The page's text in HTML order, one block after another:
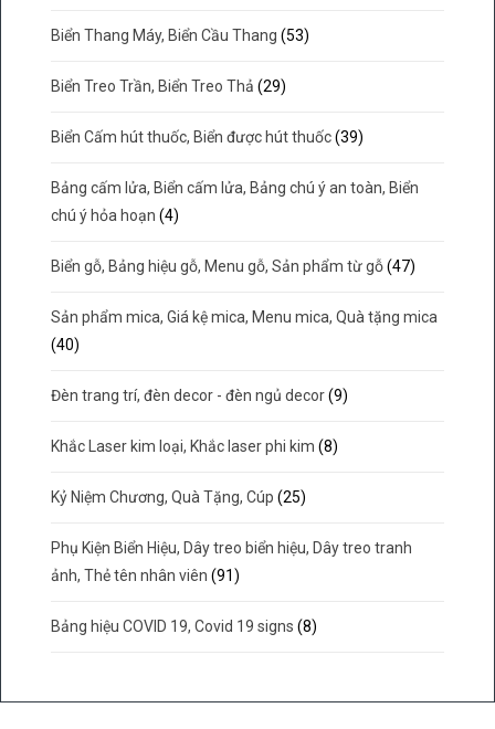
Biển Thang Máy, Biển Cầu Thang (53)
Biển Treo Trần, Biển Treo Thả (29)
Biển Cấm hút thuốc, Biển được hút thuốc (39)
Bảng cấm lửa, Biển cấm lửa, Bảng chú ý an toàn, Biển
chú ý hỏa hoạn (4)
Biển gỗ, Bảng hiệu gỗ, Menu gỗ, Sản phẩm từ gỗ (47)
Sản phẩm mica, Giá kệ mica, Menu mica, Quà tặng mica
(40)
Đèn trang trí, đèn decor - đèn ngủ decor (9)
Khắc Laser kim loại, Khắc laser phi kim (8)
Kỷ Niệm Chương, Quà Tặng, Cúp (25)
Phụ Kiện Biển Hiệu, Dây treo biển hiệu, Dây treo tranh
ảnh, Thẻ tên nhân viên (91)
Bảng hiệu COVID 19, Covid 19 signs (8)